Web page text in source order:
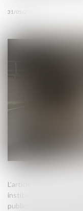
31/05/2023
L’article L. 152-1 du
institué au profit des
publics ou des